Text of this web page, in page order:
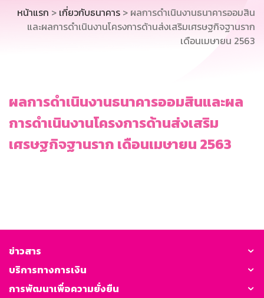
TH
EN
GSB Society
หน้าแรก > เกี่ยวกับธนาคาร > ผลการดำเนินงานธนาคารออมสิน
และผลการดำเนินงานโครงการด้านส่งเสริมเศรษฐกิจฐานราก
เดือนเมษายน 2563
ผลการดำเนินงานธนาคารออมสินและผล
การดำเนินงานโครงการด้านส่งเสริม
เศรษฐกิจฐานราก เดือนเมษายน 2563
ข่าวสาร
บริการทางการเงิน
การพัฒนาเพื่อความยั่งยืน